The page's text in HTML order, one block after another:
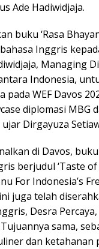
Ade Hadiwidjaja.
buku ‘Rasa
Inggris
Managing
Indonesia,
pada WEF Davos
diplomasi MBG
Dirgayuza
di Davos,
berjudul ‘Taste
For Indonesia’s
ini juga telah
Desra Percaya,
sama,
dan ketahanan